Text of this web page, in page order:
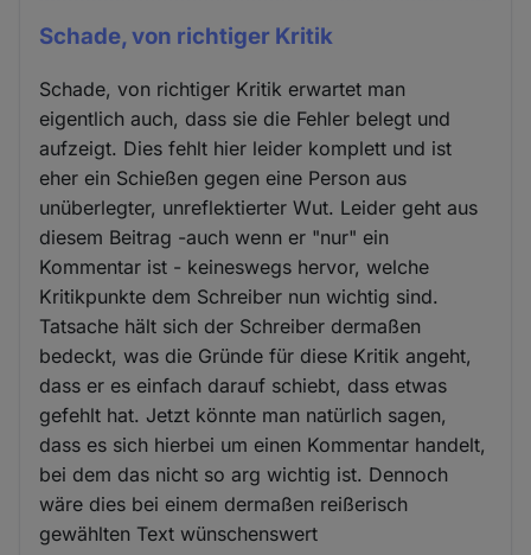
Schade, von richtiger Kritik
Schade, von richtiger Kritik erwartet man
eigentlich auch, dass sie die Fehler belegt und
aufzeigt. Dies fehlt hier leider komplett und ist
eher ein Schießen gegen eine Person aus
unüberlegter, unreflektierter Wut. Leider geht aus
diesem Beitrag -auch wenn er "nur" ein
Kommentar ist - keineswegs hervor, welche
Kritikpunkte dem Schreiber nun wichtig sind.
Tatsache hält sich der Schreiber dermaßen
bedeckt, was die Gründe für diese Kritik angeht,
dass er es einfach darauf schiebt, dass etwas
gefehlt hat. Jetzt könnte man natürlich sagen,
dass es sich hierbei um einen Kommentar handelt,
bei dem das nicht so arg wichtig ist. Dennoch
wäre dies bei einem dermaßen reißerisch
gewählten Text wünschenswert